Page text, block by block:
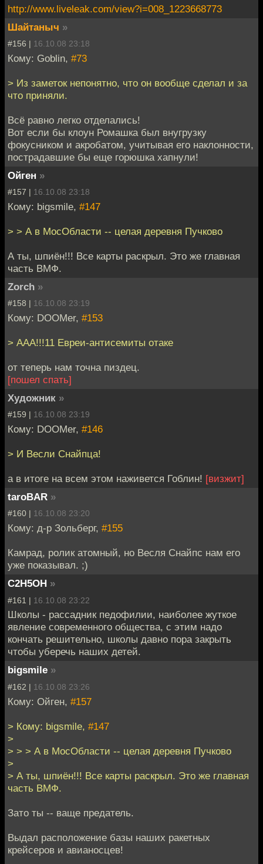
http://www.liveleak.com/view?i=008_1223668773
Шайтаныч »
#156 | 16.10.08 23:18
Кому: Goblin, #73
> Из заметок непонятно, что он вообще сделал и за
что приняли.
Всё равно легко отделались!
Вот если бы клоун Ромашка был внугрузку
фокусником и акробатом, учитывая его наклонности,
пострадавшие бы еще горюшка хапнули!
Ойген »
#157 | 16.10.08 23:18
Кому: bigsmile, #147
> > А в МосОбласти -- целая деревня Пучково
А ты, шпиён!!! Все карты раскрыл. Это же главная
часть ВМФ.
Zorch »
#158 | 16.10.08 23:19
Кому: DOOMer, #153
> ААА!!!11 Евреи-антисемиты отаке
от теперь нам точна пиздец.
[пошел спать]
Художник »
#159 | 16.10.08 23:19
Кому: DOOMer, #146
> И Весли Снайпца!
а в итоге на всем этом наживется Гоблин! [визжит]
taroBAR »
#160 | 16.10.08 23:20
Кому: д-р Зольберг, #155
Камрад, ролик атомный, но Весля Снайпс нам его
уже показывал. ;)
C2H5OH »
#161 | 16.10.08 23:22
Школы - рассадник педофилии, наиболее жуткое
явление современного общества, с этим надо
кончать решительно, школы давно пора закрыть
чтобы уберечь наших детей.
bigsmile »
#162 | 16.10.08 23:26
Кому: Ойген, #157
> Кому: bigsmile, #147
>
> > > А в МосОбласти -- целая деревня Пучково
>
> А ты, шпиён!!! Все карты раскрыл. Это же главная
часть ВМФ.
Зато ты -- ваще предатель.
Выдал расположение базы наших ракетных
крейсеров и авианосцев!